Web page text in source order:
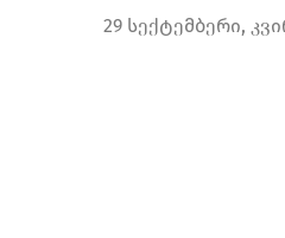
29 სექტემბერი,